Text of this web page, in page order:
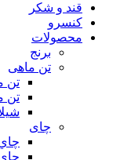
قند و شکر
کنسرو
محصولات
برنج
تن ماهی
تن
تن
چای